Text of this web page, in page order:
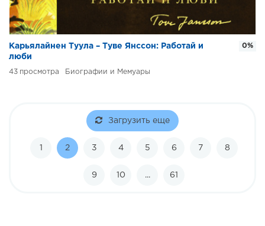
Карьялайнен Туула – Туве Янссон: Работай и
люби
43 Биографии и Мемуары
0%
Загрузить еще
1 2 3 4 5 6 7 8
9 10 ... 61